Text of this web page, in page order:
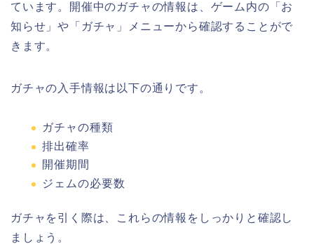
ています。開催中のガチャの情報は、ゲーム内の「お
知らせ」や「ガチャ」メニューから確認することがで
きます。
ガチャの入手情報は以下の通りです。
ガチャの種類
排出確率
開催期間
ジェムの必要数
ガチャを引く際は、これらの情報をしっかりと確認し
ましょう。